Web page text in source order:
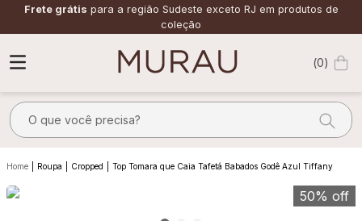
Frete grátis para a região Sudeste exceto RJ em produtos de
coleção
0
O que você precisa?
Roupa Cropped Top Tomara que Caia Tafetá Babados Godê Azul Tiffany
50% off